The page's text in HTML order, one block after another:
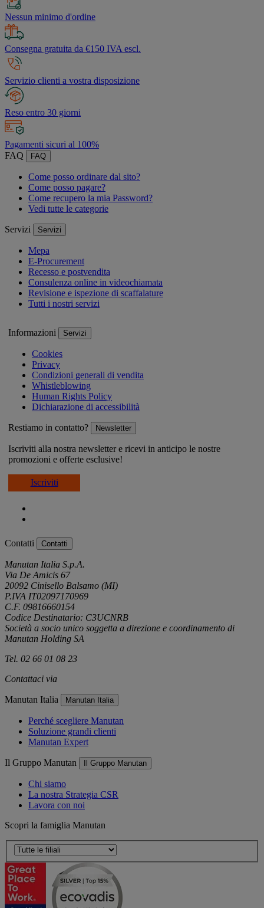
Nessun minimo d'ordine
Consegna gratuita da €150 IVA escl.
Servizio clienti a vostra disposizione
Reso entro 30 giorni
Pagamenti sicuri al 100%
FAQ
FAQ
Come posso ordinare dal sito?
Come posso pagare?
Come recupero la mia Password?
Vedi tutte le categorie
Servizi Servizi
Mepa
E-Procurement
Recesso e postvendita
Consulenza online in videochiamata
Revisione e ispezione di scaffalature
Tutti i nostri servizi
Informazioni Servizi
Cookies
Privacy
Condizioni generali di vendita
Whistleblowing
Human Rights Policy
Dichiarazione di accessibilità
Restiamo in contatto? Newsletter
Iscriviti alla nostra newsletter e ricevi in anticipo le nostre
promozioni e offerte esclusive!
Iscriviti
Contatti Contatti
Manutan Italia S.p.A.
Via De Amicis 67
20092 Cinisello Balsamo (MI)
P.IVA IT02097170969
C.F. 09816660154
Codice Destinatario: C3UCNRB
Società a socio unico soggetta a direzione e coordinamento di
Manutan Holding SA
Tel. 02 66 01 08 23
Contattaci via
Manutan Italia Manutan Italia
Perché scegliere Manutan
Soluzione grandi clienti
Manutan Expert
Il Gruppo Manutan Il Gruppo Manutan
Chi siamo
La nostra Strategia CSR
Lavora con noi
Scopri la famiglia Manutan